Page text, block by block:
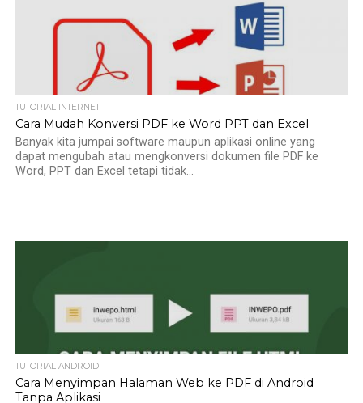
TUTORIAL INTERNET
Cara Mudah Konversi PDF ke Word PPT dan Excel
Banyak kita jumpai software maupun aplikasi online yang
dapat mengubah atau mengkonversi dokumen file PDF ke
Word, PPT dan Excel tetapi tidak...
TUTORIAL ANDROID
Cara Menyimpan Halaman Web ke PDF di Android
Tanpa Aplikasi